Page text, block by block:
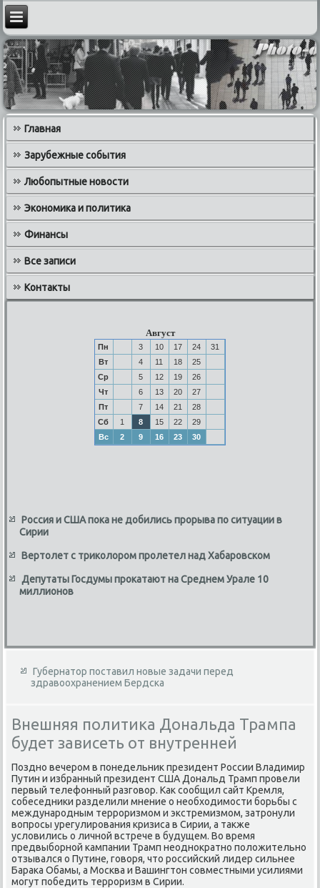
Главная
Зарубежные события
Любопытные новости
Экономика и политика
Финансы
Все записи
Контакты
Август
Пн 3 10 17 24
31
Вт
4 11 18
25
Ср
5 12 19
26
Чт
6 13 20
27
Пт
7 14 21
28
Сб
1 8 15 22
29
Вс
2 9 16 23 30
Россия и США пока не добились прорыва по ситуации в
Сирии
Вертолет с триколором пролетел над Хабаровском
Депутаты Госдумы прокатают на Среднем Урале 10
миллионов
Губернатор поставил новые задачи перед
здравоохранением Бердска
Внешняя политика Дональда Трампа
будет зависеть от внутренней
Поздно вечером в понедельник президент России Владимир
Путин и избранный президент США Дональд Трамп провели
первый телефонный разговор. Как сообщил сайт Кремля,
собеседники разделили мнение о необходимости борьбы с
международным терроризмом и экстремизмом, затронули
вопросы урегулирования кризиса в Сирии, а также
условились о личной встрече в будущем. Во время
предвыборной кампании Трамп неоднократно положительно
отзывался о Путине, говоря, что российский лидер сильнее
Барака Обамы, а Москва и Вашингтон совместными усилиями
могут победить терроризм в Сирии.